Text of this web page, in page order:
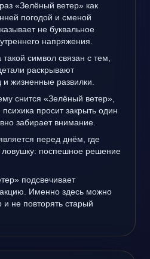
«Зелёный ветер» как
погодой и сменой
не буквальное
напряжения.
символ связан с тем,
раскрывают
и жизненные развилки.
снится «Зелёный ветер»,
психика просит закрыть один
забирает внимание.
перед днём, где
ловушку: поспешное решение
подсвечивает
Именно здесь можно
и не повторять старый